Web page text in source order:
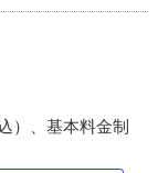
）、基本料金制